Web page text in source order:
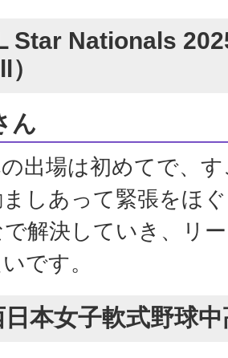
Star Nationals
ん
出場は初めてで、
しあって緊張をほ
解決していき、リ
です。
本女子軟式野球